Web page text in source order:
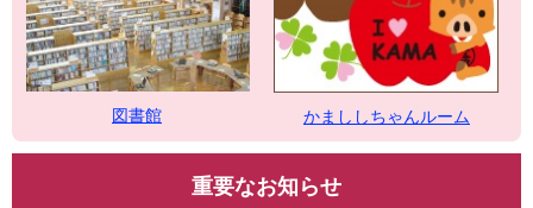
図書館 かまししちゃんルーム
重要なお知らせ